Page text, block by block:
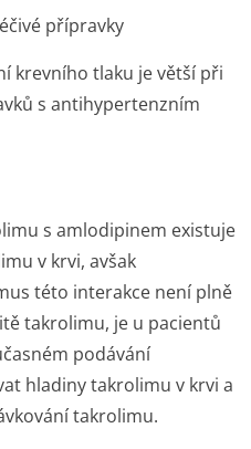
přípravky
krevního tlaku je větší při
s antihypertenzním
s amlodipinem existuje
v krvi, avšak
této interakce není plně
takrolimu, je u pacientů
podávání
hladiny takrolimu v krvi a
takrolimu.